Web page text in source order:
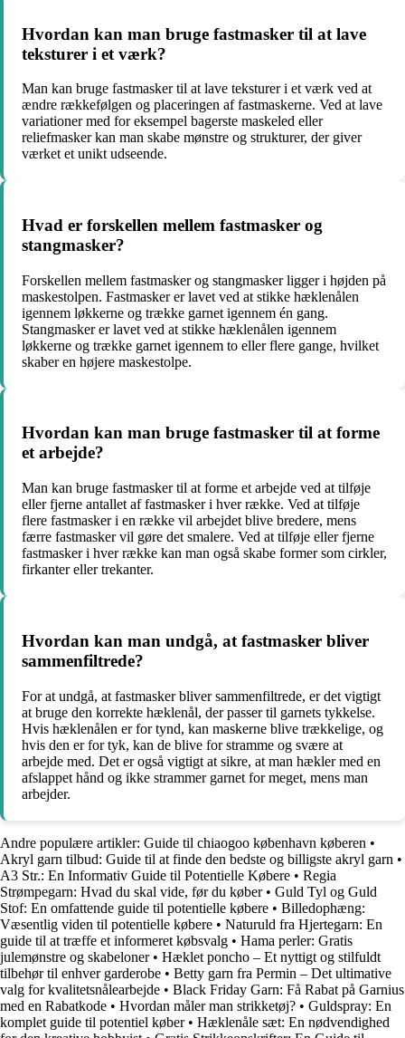
Hvordan kan man bruge fastmasker til at lave
teksturer i et værk?
Man kan bruge fastmasker til at lave teksturer i et værk ved at
ændre rækkefølgen og placeringen af fastmaskerne. Ved at lave
variationer med for eksempel bagerste maskeled eller
reliefmasker kan man skabe mønstre og strukturer, der giver
værket et unikt udseende.
Hvad er forskellen mellem fastmasker og
stangmasker?
Forskellen mellem fastmasker og stangmasker ligger i højden på
maskestolpen. Fastmasker er lavet ved at stikke hæklenålen
igennem løkkerne og trække garnet igennem én gang.
Stangmasker er lavet ved at stikke hæklenålen igennem
løkkerne og trække garnet igennem to eller flere gange, hvilket
skaber en højere maskestolpe.
Hvordan kan man bruge fastmasker til at forme
et arbejde?
Man kan bruge fastmasker til at forme et arbejde ved at tilføje
eller fjerne antallet af fastmasker i hver række. Ved at tilføje
flere fastmasker i en række vil arbejdet blive bredere, mens
færre fastmasker vil gøre det smalere. Ved at tilføje eller fjerne
fastmasker i hver række kan man også skabe former som cirkler,
firkanter eller trekanter.
Hvordan kan man undgå, at fastmasker bliver
sammenfiltrede?
For at undgå, at fastmasker bliver sammenfiltrede, er det vigtigt
at bruge den korrekte hæklenål, der passer til garnets tykkelse.
Hvis hæklenålen er for tynd, kan maskerne blive trækkelige, og
hvis den er for tyk, kan de blive for stramme og svære at
arbejde med. Det er også vigtigt at sikre, at man hækler med en
afslappet hånd og ikke strammer garnet for meget, mens man
arbejder.
Andre populære artikler: Guide til chiaogoo københavn køberen •
Akryl garn tilbud: Guide til at finde den bedste og billigste akryl garn •
A3 Str.: En Informativ Guide til Potentielle Købere • Regia
Strømpegarn: Hvad du skal vide, før du køber• Guld Tyl og Guld
Stof: En omfattende guide til potentielle købere • Billedophæng:
Væsentlig viden til potentielle købere • Naturuld fra Hjertegarn: En
guide til at træffe et informeret købsvalg • Hama perler: Gratis
julemønstre og skabeloner• Hæklet poncho – Et nyttigt og stilfuldt
tilbehør til enhver garderobe • Betty garn fra Permin – Det ultimative
valg for kvalitetsnålearbejde • Black Friday Garn: Få Rabat på Garnius
med en Rabatkode • Hvordan måler man strikketøj? • Guldspray: En
komplet guide til potentiel køber• Hæklenåle sæt: En nødvendighed